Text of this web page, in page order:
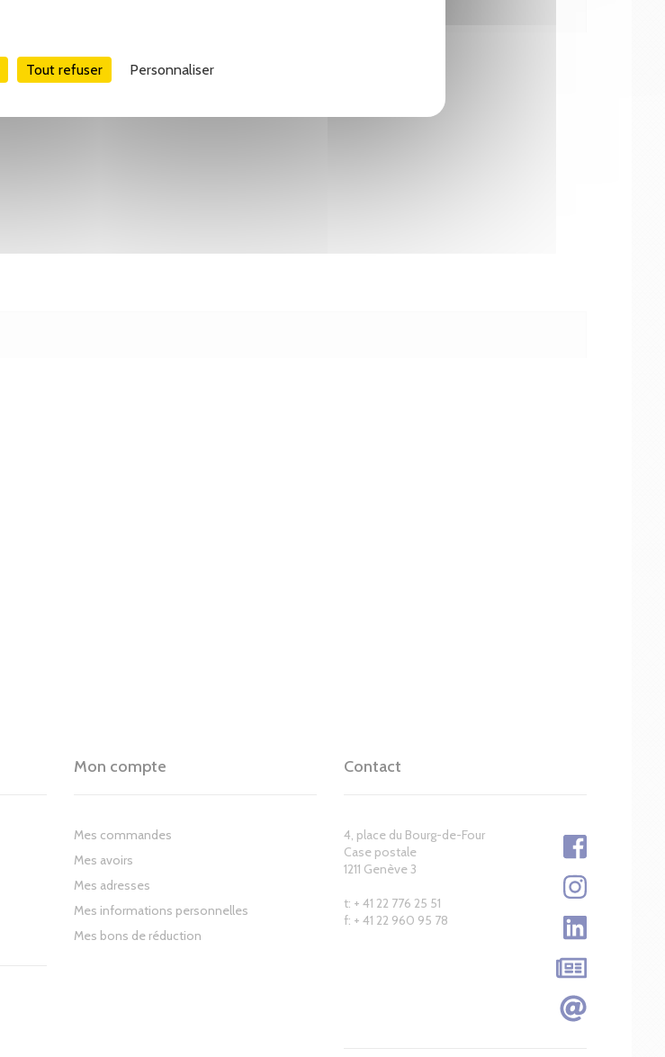
Tout refuser Personnaliser
Mon compte
Mes commandes
Mes avoirs
Mes adresses
Mes informations personnelles
Mes bons de réduction
Contact
4, place du Bourg-de-Four
Case postale
1211 Genève 3
t: + 41 22 776 25 51
f: + 41 22 960 95 78